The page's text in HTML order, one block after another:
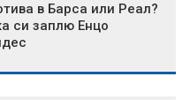
в Барса или Реал?
си заплю Енцо